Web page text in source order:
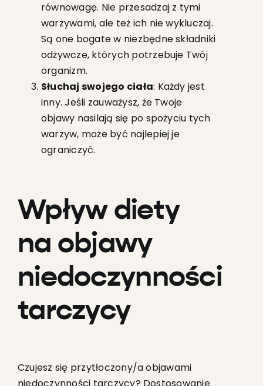
równowagę. Nie przesadzaj z tymi
warzywami, ale też ich nie wykluczaj.
Są one bogate w niezbędne składniki
odżywcze, których potrzebuje Twój
organizm.
Słuchaj swojego ciała: Każdy jest
inny. Jeśli zauważysz, że Twoje
objawy nasilają się po spożyciu tych
warzyw, może być najlepiej je
ograniczyć.
Wpływ diety
na objawy
niedoczynności
tarczycy
Czujesz się przytłoczony/a objawami
niedoczynności tarczycy? Dostosowanie